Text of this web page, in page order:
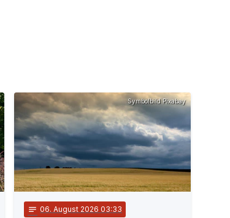
Symbolbild Pixabay
notes 06. August 2026 03:33